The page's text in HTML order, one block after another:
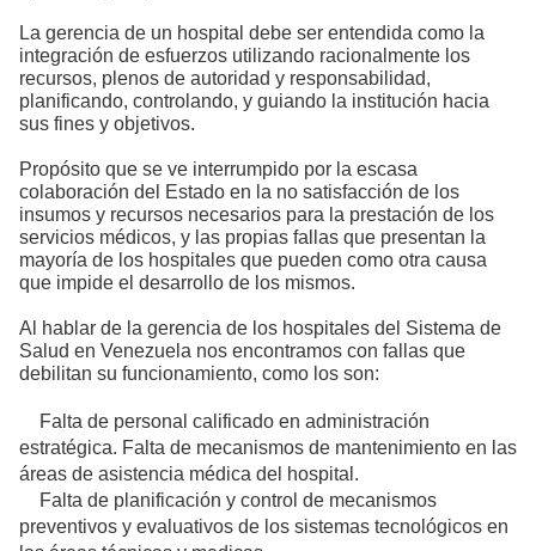
La gerencia de un hospital debe ser entendida como la
integración de esfuerzos utilizando racionalmente los
recursos, plenos de autoridad y responsabilidad,
planificando, controlando, y guiando la institución hacia
sus fines y objetivos.
Propósito que se ve interrumpido por la escasa
colaboración del Estado en la no satisfacción de los
insumos y recursos necesarios para la prestación de los
servicios médicos, y las propias fallas que presentan la
mayoría de los hospitales que pueden como otra causa
que impide el desarrollo de los mismos.
Al hablar de la gerencia de los hospitales del Sistema de
Salud en Venezuela nos encontramos con fallas que
debilitan su funcionamiento, como los son:
Falta de personal calificado en administración
estratégica. Falta de mecanismos de mantenimiento en las
áreas de asistencia médica del hospital.
Falta de planificación y control de mecanismos
preventivos y evaluativos de los sistemas tecnológicos en